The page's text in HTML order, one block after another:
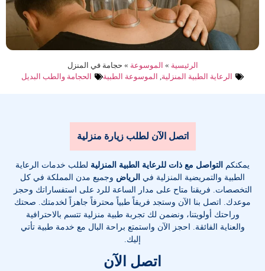
الرئيسية » الموسوعة » حجامة في المنزل
الرعاية الطبية المنزلية, الموسوعة الطبية الحجامة والطب البديل
اتصل الآن لطلب زيارة منزلية
يمكنكم التواصل مع ذات للرعاية الطبية المنزلية لطلب خدمات الرعاية
الطبية والتمريضية المنزلية في الرياض وجميع مدن المملكة في كل
التخصصات. فريقنا متاح على مدار الساعة للرد على استفساراتك وحجز
موعدك. اتصل بنا الآن وستجد فريقاً طبياً محترفاً جاهزاً لخدمتك. صحتك
وراحتك أولويتنا، ونضمن لك تجربة طبية منزلية تتسم بالاحترافية
والعناية الفائقة. احجز الآن واستمتع براحة البال مع خدمة طبية تأتي
إليك.
اتصل الآن